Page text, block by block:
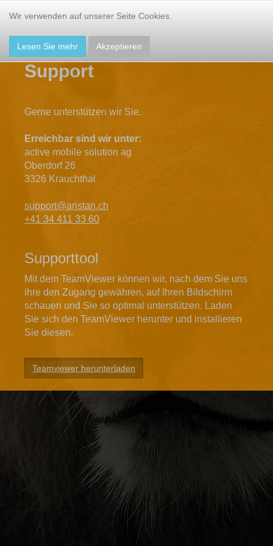
Wir verwenden auf unserer Seite Cookies.
Lesen Sie mehr Akzeptieren
Support
Gerne unterstützen wir Sie.
Erreichbar sind wir unter:
active mobile solution ag
Oberdorf 26
3326 Krauchthal
support@aristan.ch
+41 34 411 33 60
Supporttool
Mit dem TeamViewer können wir, nach dem Sie uns
ihre den Zugang gewähren, auf Ihren Bildschirm
schauen und Sie so optimal unterstützen. Laden
Sie sich den TeamViewer herunter und installieren
Sie diesen.
Teamviewer herunterladen